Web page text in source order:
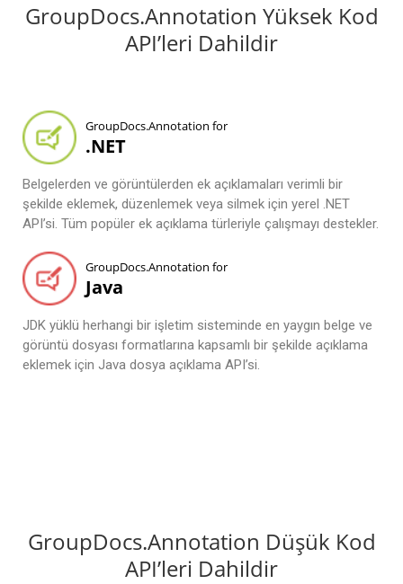
GroupDocs.Annotation Yüksek Kod
API’leri Dahildir
GroupDocs.Annotation for
.NET
Belgelerden ve görüntülerden ek açıklamaları verimli bir
şekilde eklemek, düzenlemek veya silmek için yerel .NET
API’si. Tüm popüler ek açıklama türleriyle çalışmayı destekler.
GroupDocs.Annotation for
Java
JDK yüklü herhangi bir işletim sisteminde en yaygın belge ve
görüntü dosyası formatlarına kapsamlı bir şekilde açıklama
eklemek için Java dosya açıklama API’si.
GroupDocs.Annotation Düşük Kod
API’leri Dahildir